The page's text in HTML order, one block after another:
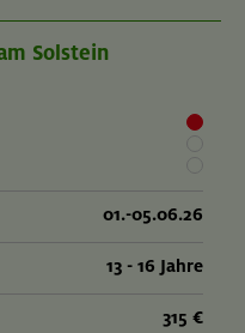
Solstein
01.-05.06.26
13 - 16 Jahre
315 €